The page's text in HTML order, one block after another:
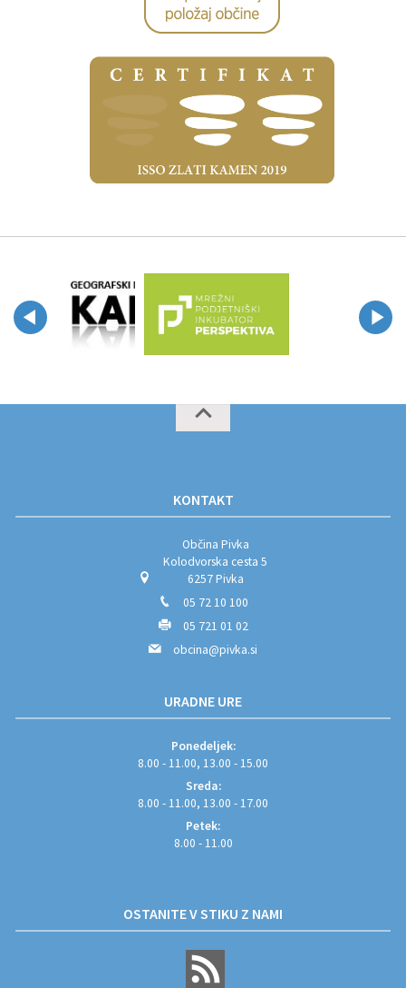
KONTAKT
Občina Pivka
Kolodvorska cesta 5
6257 Pivka
05 72 10 100
05 721 01 02
obcina@pivka.si
URADNE URE
Ponedeljek:
8.00 - 11.00, 13.00 - 15.00
Sreda:
8.00 - 11.00, 13.00 - 17.00
Petek:
8.00 - 11.00
OSTANITE V STIKU Z NAMI